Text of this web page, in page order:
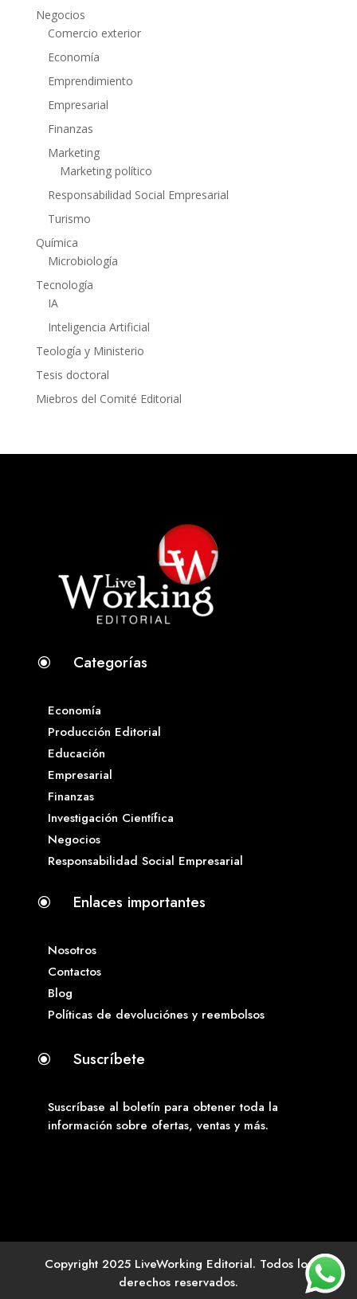
Negocios
Comercio exterior
Economía
Emprendimiento
Empresarial
Finanzas
Marketing
Marketing político
Responsabilidad Social Empresarial
Turismo
Química
Microbiología
Tecnología
IA
Inteligencia Artificial
Teología y Ministerio
Tesis doctoral
Miebros del Comité Editorial
\ Categorías
Economía
Producción Editorial
Educación
Empresarial
Finanzas
Investigación Científica
Negocios
Responsabilidad Social Empresarial
\ Enlaces importantes
Nosotros
Contactos
Blog
Políticas de devoluciónes y reembolsos
\ Suscríbete
Suscríbase al boletín para obtener toda la
información sobre ofertas, ventas y más.
Copyright 2025 LiveWorking Editorial. Todos los
derechos reservados.